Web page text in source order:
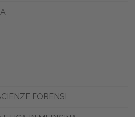
FORENSI